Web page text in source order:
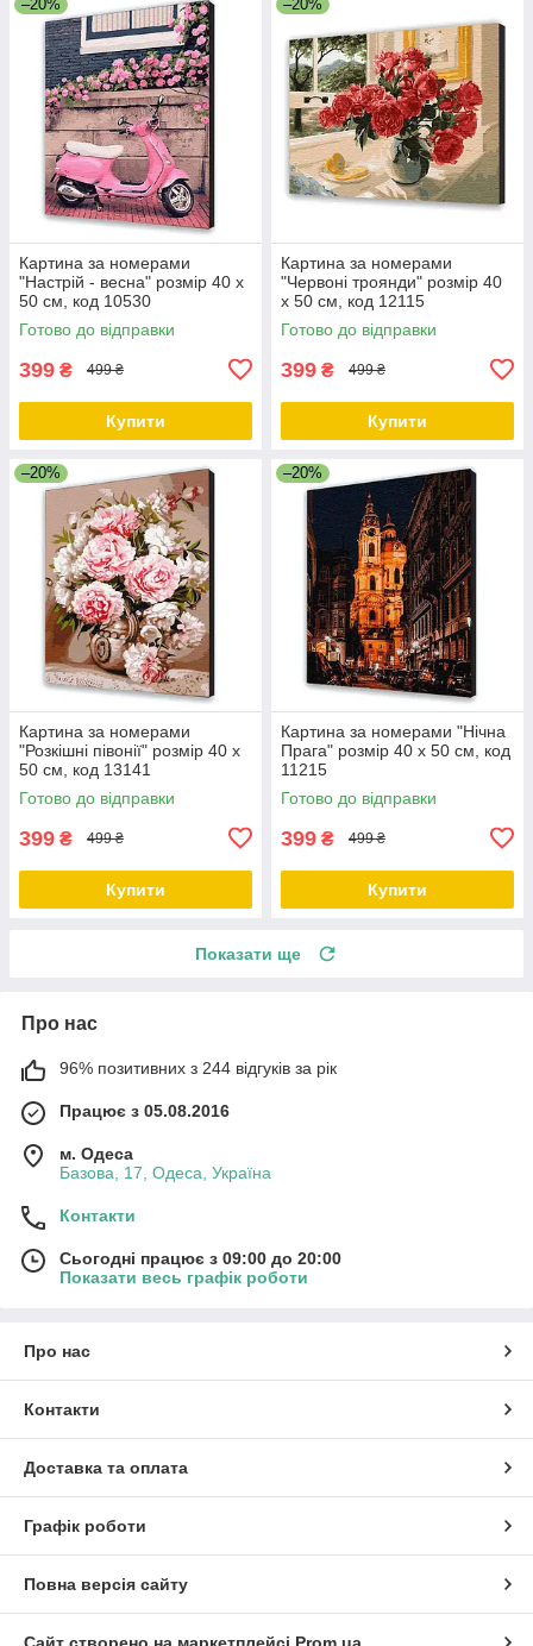
–20%
Картина за номерами
"Настрій - весна" розмір 40 х
50 см, код 10530
Готово до відправки
399 ₴ 499 ₴
Купити
–20%
Картина за номерами
"Червоні троянди" розмір 40
х 50 см, код 12115
Готово до відправки
399 ₴ 499 ₴
Купити
–20%
Картина за номерами
"Розкішні півонії" розмір 40 х
50 см, код 13141
Готово до відправки
399 ₴ 499 ₴
Купити
–20%
Картина за номерами "Нічна
Прага" розмір 40 х 50 см, код
11215
Готово до відправки
399 ₴ 499 ₴
Купити
Показати ще
Про нас
96% позитивних з 244 відгуків за рік
Працює з 05.08.2016
м. Одеса
Базова, 17, Одеса, Україна
Контакти
Сьогодні працює з 09:00 до 20:00
Показати весь графік роботи
Про нас
Контакти
Доставка та оплата
Графік роботи
Повна версія сайту